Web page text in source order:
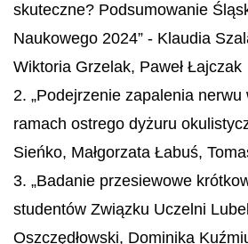
skuteczne? Podsumowanie
Naukowego 2024” - Klaudia
Wiktoria Grzelak, Paweł Łajczak
2. „Podejrzenie zapalenia
ramach ostrego dyżuru
Sieńko, Małgorzata Łabuś,
3. „Badanie przesiewowe
studentów Związku Uczelni
Oszczędłowski, Dominika